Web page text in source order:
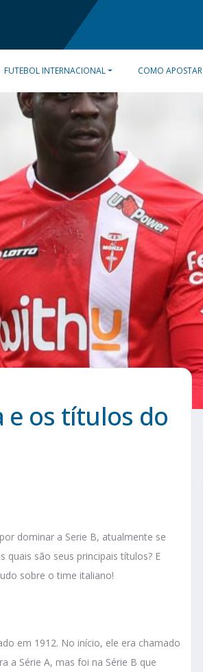
FUTEBOL INTERNACIONAL COMO APOSTAR
e os títulos do
dominar a Serie B, atualmente se
são seus principais títulos? E
sobre o time italiano!
em 1912. No início, ele era chamado
a Série A, mas foi na Série B que